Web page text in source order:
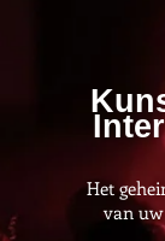
Het
van